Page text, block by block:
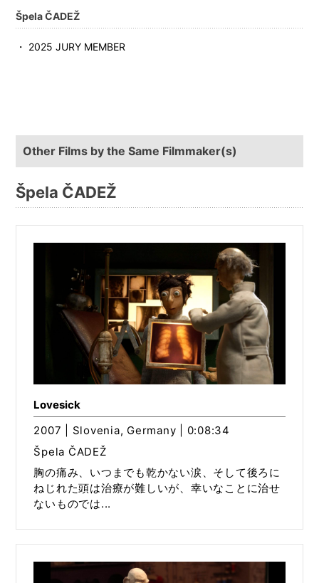
Špela ČADEŽ
・ 2025 JURY MEMBER
Other Films by the Same Filmmaker(s)
Špela ČADEŽ
Lovesick
2007 | Slovenia, Germany | 0:08:34
Špela ČADEŽ
胸の痛み、いつまでも乾かない涙、そして後ろに
ねじれた頭は治療が難しいが、幸いなことに治せ
ないものでは...